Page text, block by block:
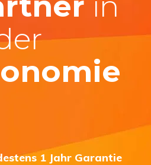
1 Jahr Garantie